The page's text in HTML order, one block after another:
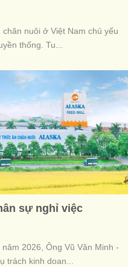
nuôi ở Việt Nam chủ yếu
thống. Tu...
sự nghỉ việc
2026, Ông Vũ Văn Minh -
trách kinh doan...